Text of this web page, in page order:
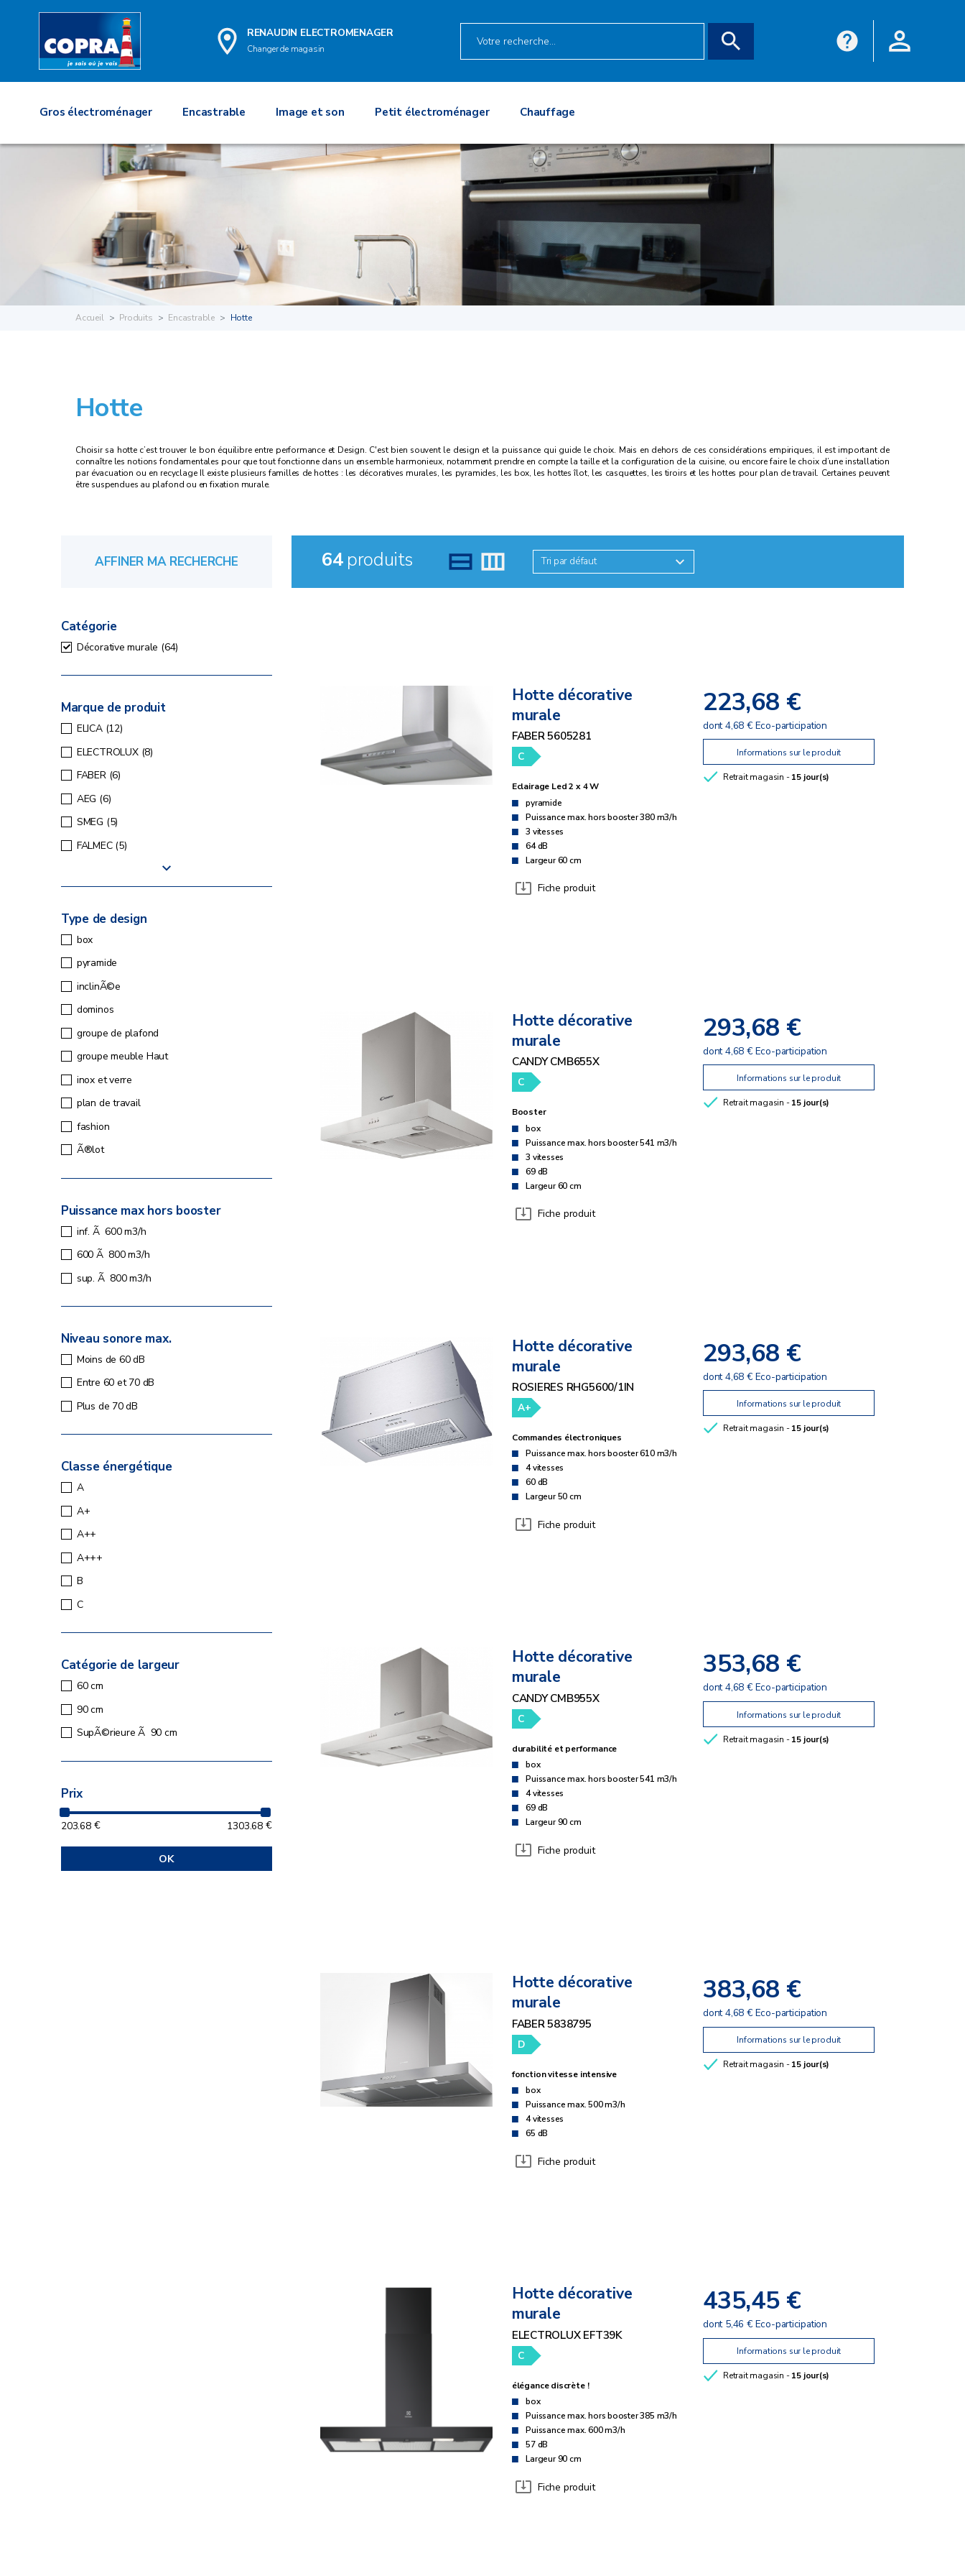
RENAUDIN ELECTROMENAGER
Changer de magasin
Gros électroménager Encastrable Image et son Petit électroménager Chauffage
Accueil Produits Encastrable Hotte
Hotte
Choisir sa hotte c’est trouver le bon équilibre entre performance et Design. C'est bien souvent le design et la puissance qui guide le choix. Mais en dehors de ces considérations empiriques, il est important de
connaître les notions fondamentales pour que tout fonctionne dans un ensemble harmonieux, notamment prendre en compte la taille et la configuration de la cuisine, ou encore faire le choix d’une installation
par évacuation ou en recyclage Il existe plusieurs familles de hottes : les décoratives murales, les pyramides, les box, les hottes îlot, les casquettes, les tiroirs et les hottes pour plan de travail. Certaines peuvent
être suspendues au plafond ou en fixation murale.
AFFINER MA RECHERCHE
Catégorie
Décorative murale (64)
Marque de produit
ELICA (12)
ELECTROLUX (8)
FABER (6)
AEG (6)
SMEG (5)
FALMEC (5)
Type de design
box
pyramide
inclinÃ©e
dominos
groupe de plafond
groupe meuble Haut
inox et verre
plan de travail
fashion
Ã®lot
Puissance max hors booster
inf. Ã 600 m3/h
600 Ã 800 m3/h
sup. Ã 800 m3/h
Niveau sonore max.
Moins de 60 dB
Entre 60 et 70 dB
Plus de 70 dB
Classe énergétique
A
A+
A++
A+++
B
C
Catégorie de largeur
60 cm
90 cm
SupÃ©rieure Ã 90 cm
Prix
203.68 € 1303.68 €
OK
64produits Tri par défaut
Hotte décorative
murale
FABER 5605281
C
Eclairage Led 2 x 4 W
pyramide
Puissance max. hors booster 380 m3/h
3 vitesses
64 dB
Largeur 60 cm
Fiche produit
223,68 €
dont 4,68 € Eco-participation
Informations sur le produit
Retrait magasin -15 jour(s)
Hotte décorative
murale
CANDY CMB655X
C
Booster
box
Puissance max. hors booster 541 m3/h
3 vitesses
69 dB
Largeur 60 cm
Fiche produit
293,68 €
dont 4,68 € Eco-participation
Informations sur le produit
Retrait magasin -15 jour(s)
Hotte décorative
murale
ROSIERES RHG5600/1IN
A+
Commandes électroniques
Puissance max. hors booster 610 m3/h
4 vitesses
60 dB
Largeur 50 cm
Fiche produit
293,68 €
dont 4,68 € Eco-participation
Informations sur le produit
Retrait magasin -15 jour(s)
Hotte décorative
murale
CANDY CMB955X
C
durabilité et performance
box
Puissance max. hors booster 541 m3/h
4 vitesses
69 dB
Largeur 90 cm
Fiche produit
353,68 €
dont 4,68 € Eco-participation
Informations sur le produit
Retrait magasin -15 jour(s)
Hotte décorative
murale
FABER 5838795
D
fonction vitesse intensive
box
Puissance max. 500 m3/h
4 vitesses
65 dB
Fiche produit
383,68 €
dont 4,68 € Eco-participation
Informations sur le produit
Retrait magasin -15 jour(s)
Hotte décorative
murale
ELECTROLUX EFT39K
C
élégance discrète !
box
Puissance max. hors booster 385 m3/h
Puissance max. 600 m3/h
57 dB
Largeur 90 cm
Fiche produit
435,45 €
dont 5,46 € Eco-participation
Informations sur le produit
Retrait magasin -15 jour(s)